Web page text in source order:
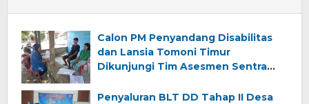
Calon PM Penyandang Disabilitas
dan Lansia Tomoni Timur
Dikunjungi Tim Asesmen Sentra
Penyaluran BLT DD Tahap II Desa